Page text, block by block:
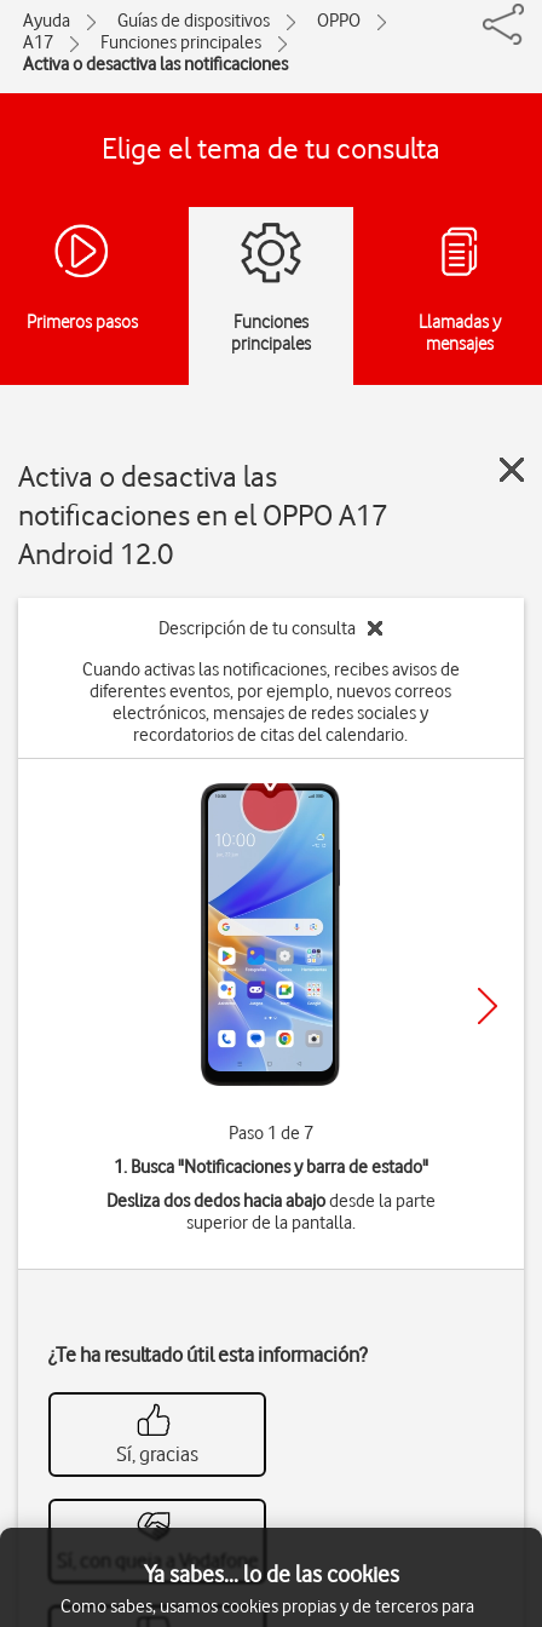
Ayuda Guías de dispositivos
OPPO
A17
Funciones principales
Activa o desactiva las notificaciones
Elige el tema de tu consulta
Primeros pasos
Funciones
principales
Llamadas y
mensajes
Activa o desactiva las
notificaciones en el OPPO A17
Android 12.0
Descripción de tu consulta
Cuando activas las notificaciones, recibes avisos de
diferentes eventos, por ejemplo, nuevos correos
electrónicos, mensajes de redes sociales y
recordatorios de citas del calendario.
Paso 1 de 7
1. Busca "Notificaciones y barra de estado"
Desliza dos dedos hacia abajodesde la parte
superior de la pantalla.
¿Te ha resultado útil esta información?
Sí, gracias
Sí, con queja a Vodafone
Ya sabes... lo de las cookies
Como sabes, usamos cookies propias y de terceros para